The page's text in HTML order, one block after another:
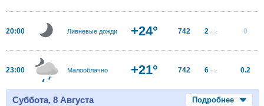
20:00 Ливневые дожди +24° 742 2 м/с 0
23:00 Малооблачно +21° 742 6 м/с 0.2
Суббота, 8 Августа Подробнее